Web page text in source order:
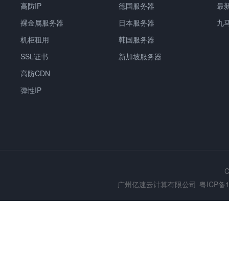
高防IP
裸金属服务器
机柜租用
SSL证书
高防CDN
弹性IP
德国服务器
日本服务器
韩国服务器
新加坡服务器
最
九
广州亿速云计算有限公司 粤ICP备